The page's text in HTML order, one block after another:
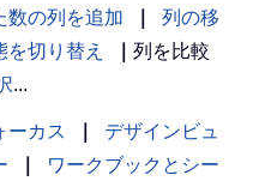
数の列を追加
列の移
切り替え
列を比較
...
ーカス
デザインビュ
ワークブックとシー